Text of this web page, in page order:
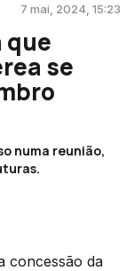
7 mai, 2024, 15:23
que
se
numa reunião,
concessão da